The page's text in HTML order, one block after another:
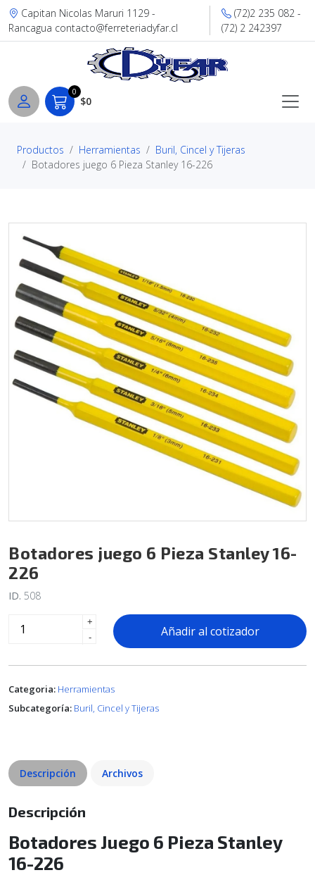
Capitan Nicolas Maruri 1129 -
Rancagua contacto@ferreteriadyfar.cl
(72)2 235 082 -
(72) 2 242397
0
$0
Productos Herramientas
Buril, Cincel y Tijeras
Botadores juego 6 Pieza Stanley 16-226
Botadores juego 6 Pieza Stanley 16-
226
ID. 508
+
-
Añadir al cotizador
Categoria: Herramientas
Subcategoría: Buril, Cincel y Tijeras
Descripción Archivos
Descripción
Botadores Juego 6 Pieza Stanley
16-226